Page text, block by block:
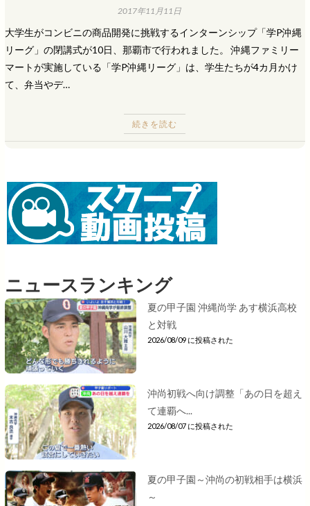
2017年11月11日
大学生がコンビニの商品開発に挑戦するインターンシップ「学P沖縄
リーグ」の閉講式が10日、那覇市で行われました。 沖縄ファミリー
マートが実施している「学P沖縄リーグ」は、学生たちが4カ月かけ
て、弁当やデ…
続きを読む
ニュースランキング
夏の甲子園 沖縄尚学 あす横浜高校
と対戦
2026/08/09 に投稿された
沖尚初戦へ向け調整「あの日を超え
て連覇へ...
2026/08/07 に投稿された
夏の甲子園～沖尚の初戦相手は横浜
～